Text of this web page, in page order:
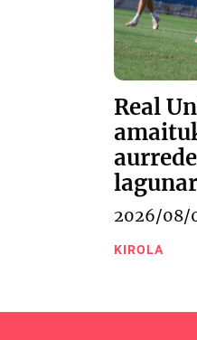
Real
2026/08/
KIROLA